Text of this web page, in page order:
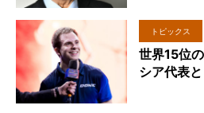
トピックス
世界15位
シア代表